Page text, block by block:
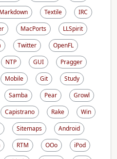
Markdown Textile
IRC
MacPorts
LLSpirit
Twitter
OpenFL
NTP GUI
Pragger
Mobile Git
Study
Samba Pear
Growl
Capistrano Rake
Win
Sitemaps
Android
RTM OOo
iPod